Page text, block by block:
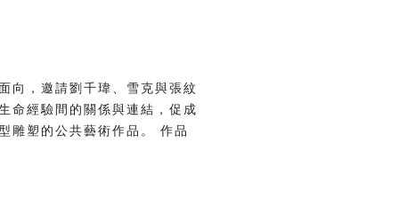
向，邀請劉千瑋、雪克與張紋
命經驗間的關係與連結，促成
雕塑的公共藝術作品。 作品